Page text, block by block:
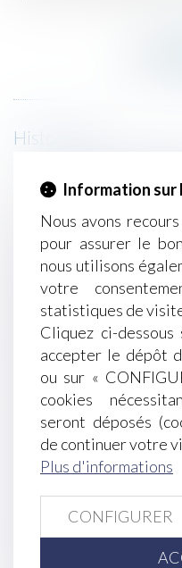
Historique
secret
reçus
Gestion des
de l'employeur
Le Conseil
contenir les
Succession :
se révèle
Réalisation
de service : c'est
Créances
régime de la
La soustraction
carrefour des
Action en
quel délai pour agir ?
Information sur
Nous avons
pour assurer le
nous utilisons
votre
statistiques de
Cliquez ci-
accepter le dépôt
ou sur «
cookies
seront déposés
de continuer votre
Plus d'informations
CONFIGURER